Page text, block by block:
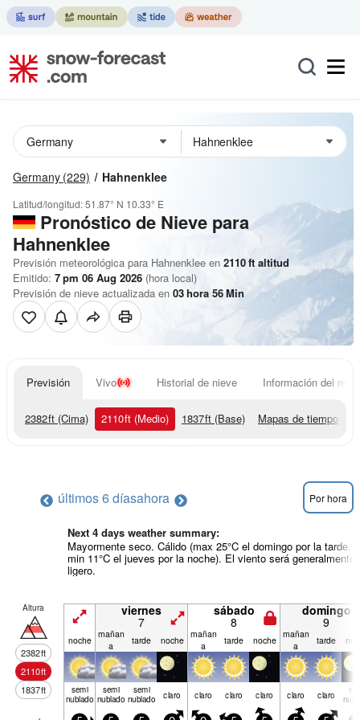
Germany (229) Hahnenklee
Latitud/longitud:51.87° N 10.33° E
Pronóstico de Nieve para
Hahnenklee
Previsión meteorológica para Hahnenklee en 2110ft altitud
Emitido: 7 pm 06 Aug 2026 (hora local)
Previsión de nieve actualizada en 03hora 56Min
Previsión Vivo Historial de nieve Información del
2382ft (Cima) 2110ft (Medio) 1837ft (Base) Mapas de tiempo
últimos 6 díasahora Por hora
Next 4 days weather summary:
Mayormente seco. Cálido (max 25°C el domingo por la tarde,
min 11°C el jueves por la noche). El viento será generalmente
ligero.
Altura
2382ft
2110ft
1837ft
viernes
7
sábado
8
domingo
9
noche mañan
a
tarde noche mañan
a
tarde noche mañan
a
tarde
semi
nublado
semi
nublado
semi
nublado claro claro claro claro claro claro